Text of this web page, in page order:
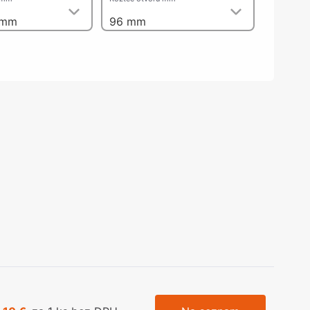
nohy, Nábytkové nohy a
nastavení
kování
96 mm